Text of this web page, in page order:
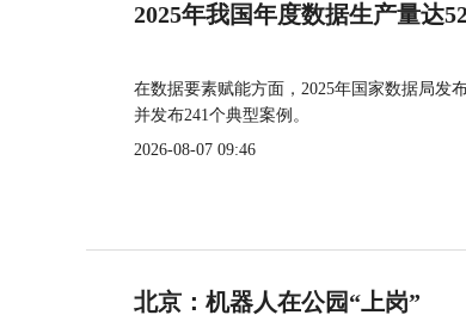
2025年我国年度数据生产量达
在数据要素赋能方面，2025年国家数据局发
并发布241个典型案例。
2026-08-07 09:46
北京：机器人在公园“上岗”